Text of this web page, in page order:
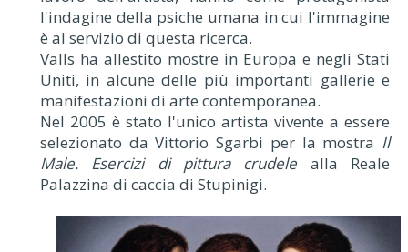
l'indagine della psiche umana in cui l'immagine
è al servizio di questa ricerca.
Valls ha allestito mostre in Europa e negli Stati
Uniti, in alcune delle più importanti gallerie e
manifestazioni di arte contemporanea.
Nel 2005 è stato l'unico artista vivente a essere
selezionato da Vittorio Sgarbi per la mostra Il
Male. Esercizi di pittura crudele alla Reale
Palazzina di caccia di Stupinigi.